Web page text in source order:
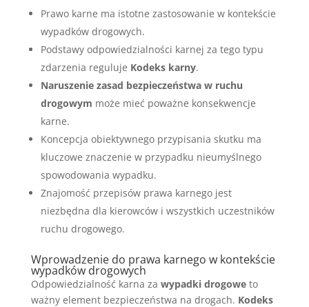
Prawo karne ma istotne zastosowanie w kontekście
wypadków drogowych.
Podstawy odpowiedzialności karnej za tego typu
zdarzenia reguluje Kodeks karny.
Naruszenie zasad bezpieczeństwa w ruchu
drogowym może mieć poważne konsekwencje
karne.
Koncepcja obiektywnego przypisania skutku ma
kluczowe znaczenie w przypadku nieumyślnego
spowodowania wypadku.
Znajomość przepisów prawa karnego jest
niezbędna dla kierowców i wszystkich uczestników
ruchu drogowego.
Wprowadzenie do prawa karnego w kontekście
wypadków drogowych
Odpowiedzialność karna za wypadki drogoweto
ważny element bezpieczeństwa na drogach. Kodeks